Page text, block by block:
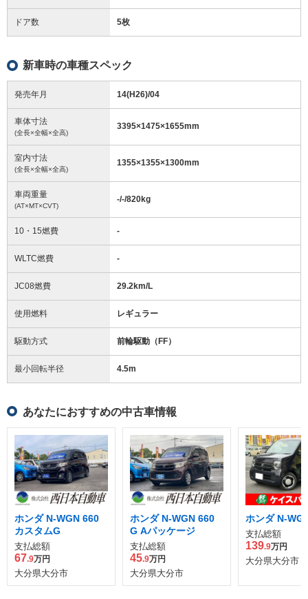
ドア数 5枚
新車時の車種スペック
発売年月 14(H26)/04
車体寸法
(全長×全幅×全高)
3395×1475×1655mm
室内寸法
(全長×全幅×全高)
1355×1355×1300mm
車両重量
(AT×MT×CVT)
-/-/820kg
10・15燃費 -
WLTC燃費 -
JC08燃費 29.2km/L
使用燃料 レギュラー
駆動方式 前輪駆動（FF）
最小回転半径 4.5m
あなたにおすすめの中古車情報
ホンダ N-WGN 660
カスタムG
支払総額
67.9万円
大分県大分市
ホンダ N-WGN 660
G Aパッケージ
支払総額
45.9万円
大分県大分市
ホンダ N-
支払総額
139.9万円
大分県大分市